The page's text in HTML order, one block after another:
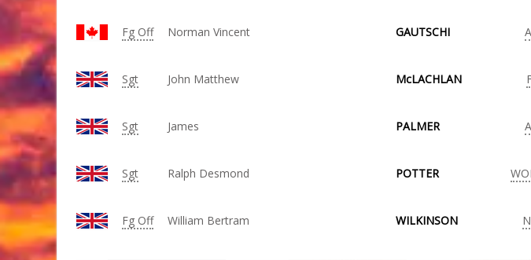
Fg Off Norman Vincent GAUTSCHI
Sgt John Matthew McLACHLAN
Sgt James PALMER
Sgt Ralph Desmond POTTER
Fg Off William Bertram WILKINSON